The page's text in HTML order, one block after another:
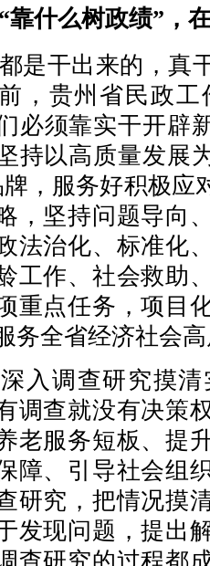
靠什么树政绩”，
是干出来的，真
，贵州省民政
必须靠实干开辟
持以高质量发展
，服务好积极应
，坚持问题导向
法治化、标准化
工作、社会救助
重点任务，项目
务全省经济社会
入调查研究摸
调查就没有决策
老服务短板、提
障、引导社会组
研究，把情况摸
发现问题，提出